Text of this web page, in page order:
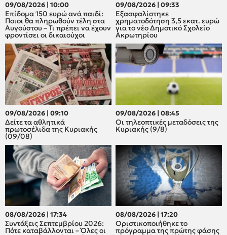
09/08/2026 | 10:00
Επίδομα 150 ευρώ ανά παιδί:
Ποιοι θα πληρωθούν τέλη στα
Αυγούστου – Τι πρέπει να έχουν
φροντίσει οι δικαιούχοι
09/08/2026 | 09:33
Εξασφαλίστηκε
χρηματοδότηση 3,5 εκατ. ευρώ
για το νέο Δημοτικό Σχολείο
Ακρωτηρίου
09/08/2026 | 09:10
Δείτε τα αθλητικά
πρωτοσέλιδα της Κυριακής
(09/08)
09/08/2026 | 08:45
Οι τηλεοπτικές μεταδόσεις της
Κυριακής (9/8)
08/08/2026 | 17:34
Συντάξεις Σεπτεμβρίου 2026:
Πότε καταβάλλονται – Όλες οι
08/08/2026 | 17:20
Οριστικοποιήθηκε το
πρόγραμμα της πρώτης φάσης